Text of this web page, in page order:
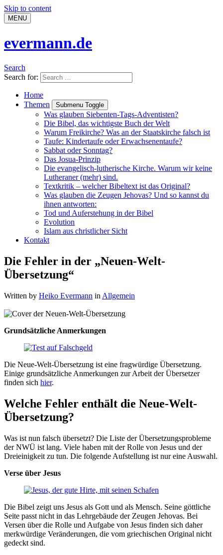
Skip to content
MENU
evermann.de
Search
Search for:
Home
Themen
Submenu Toggle
Was glauben Siebenten-Tags-Adventisten?
Die Bibel, das wichtigste Buch der Welt
Warum Freikirche? Was an der Staatskirche falsch ist
Taufe: Kindertaufe oder Erwachsenentaufe?
Sabbat oder Sonntag?
Das Josua-Prinzip
Die evangelisch-lutherische Kirche. Warum wir keine
Lutheraner (mehr) sind.
Textkritik – welcher Bibeltext ist das Original?
Was glauben die Zeugen Jehovas? Und so kannst du
ihnen antworten:
Tod und Auferstehung in der Bibel
Evolution
Islam aus christlicher Sicht
Kontakt
Die Fehler in der „Neuen-Welt-
Übersetzung“
Written by Heiko Evermann in Allgemein
Grundsätzliche Anmerkungen
Die Neue-Welt-Übersetzung ist eine fragwürdige Übersetzung.
Einige grundsätzliche Anmerkungen zur Arbeit der Übersetzer
finden sich hier.
Welche Fehler enthält die Neue-Welt-
Übersetzung?
Was ist nun falsch übersetzt? Die Liste der Übersetzungsprobleme
der NWÜ ist lang. Viele haben mit der Rolle von Jesus und der
Dreieinigkeit zu tun. Die folgende Aufstellung ist nur eine Auswahl.
Verse über Jesus
Die Bibel zeigt uns Jesus als Gott und als Mensch. Seine göttliche
Seite passt nicht in das Lehrgebäude der Zeugen Jehovas. Bei
Versen über die Rolle und Aufgabe von Jesus finden sich daher
merkwürdige Veränderungen, die vom griechischen Original nicht
gedeckt sind.